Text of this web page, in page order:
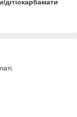
дітіокарбамати